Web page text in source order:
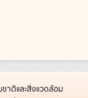
าติและสิ่งแวดล้อม